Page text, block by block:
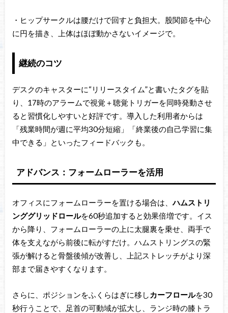
・ヒップサークルは腰だけで回すと負担大。股関節を中心
に円を描き、上体はほぼ動かさないイメージで。
継続のコツ
デスクのキャスターに“リリースタイム”と書いたタグを貼
り、17時のアラームで視覚＋聴覚トリガーを同時発動させ
ると習慣化しやすいと好評です。導入した利用者からは
「残業時間が週に平均30分短縮」「終業後の自己学習に集
中できる」といったフィードバックも。
アドバンス：フォームローラーを活用
オフィスにフォームローラーを置ける場合は、ハムストリ
ンググリッドロールを60秒追加すると効果倍増です。イス
から降り、フォームローラーの上に太腿裏を乗せ、両手で
体を支えながら前後に転がすだけ。ハムストリングスの緊
張が解けると骨盤後傾が改善し、上記ストレッチがより深
部まで届きやすくなります。
さらに、ポジションをふくらはぎに移し カーフロールを30
秒行うことで、足首の可動域が拡大し、ランジ時の膝トラ